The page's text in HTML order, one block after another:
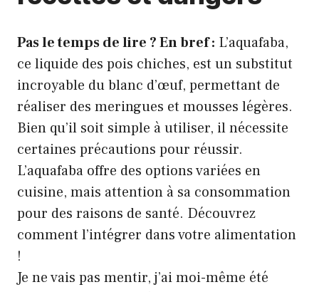
Pas le temps de lire ? En bref : L’aquafaba,
ce liquide des pois chiches, est un substitut
incroyable du blanc d’œuf, permettant de
réaliser des meringues et mousses légères.
Bien qu’il soit simple à utiliser, il nécessite
certaines précautions pour réussir.
L’aquafaba offre des options variées en
cuisine, mais attention à sa consommation
pour des raisons de santé. Découvrez
comment l’intégrer dans votre alimentation
!
Je ne vais pas mentir, j’ai moi-même été